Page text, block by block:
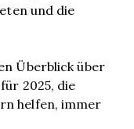
und die
Überblick über
2025, die
helfen, immer